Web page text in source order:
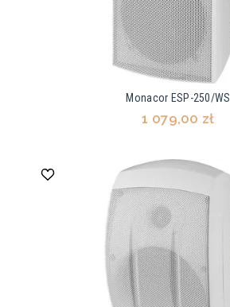
Monacor ESP-250/WS
1 079,00 zł